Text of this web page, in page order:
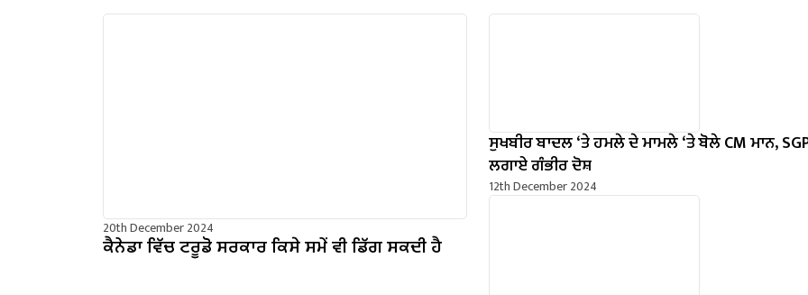
20th December 2024
ਕੈਨੇਡਾ ਵਿੱਚ ਟਰੂਡੋ ਸਰਕਾਰ ਕਿਸੇ ਸਮੇਂ ਵੀ ਡਿੱਗ ਸਕਦੀ ਹੈ
ਸੁਖਬੀਰ ਬਾਦਲ ‘ਤੇ ਹਮਲੇ ਦੇ ਮਾਮਲੇ ‘ਤੇ ਬੋਲੇ ​​CM ਮਾਨ,
ਲਗਾਏ ਗੰਭੀਰ ਦੋਸ਼
12th December 2024